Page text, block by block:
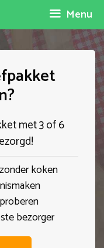
Menu
met 3 of 6
koken
bezorger